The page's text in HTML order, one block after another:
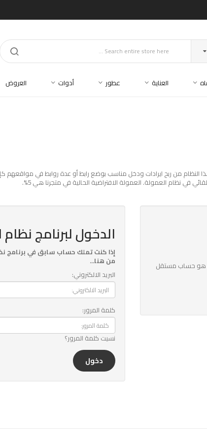
العناية عطور أدوات العروض
في نظام العمولة. العمولة الافتراضية الحالية في متجرنا هي 5%.
هو حساب مستقل
الدخول لبرنامج
إذا كنت تملك حساب سابق في برنامج
من هنا...
البريد الالكتروني:
كلمة المرور:
نسيت كلمة المرور؟